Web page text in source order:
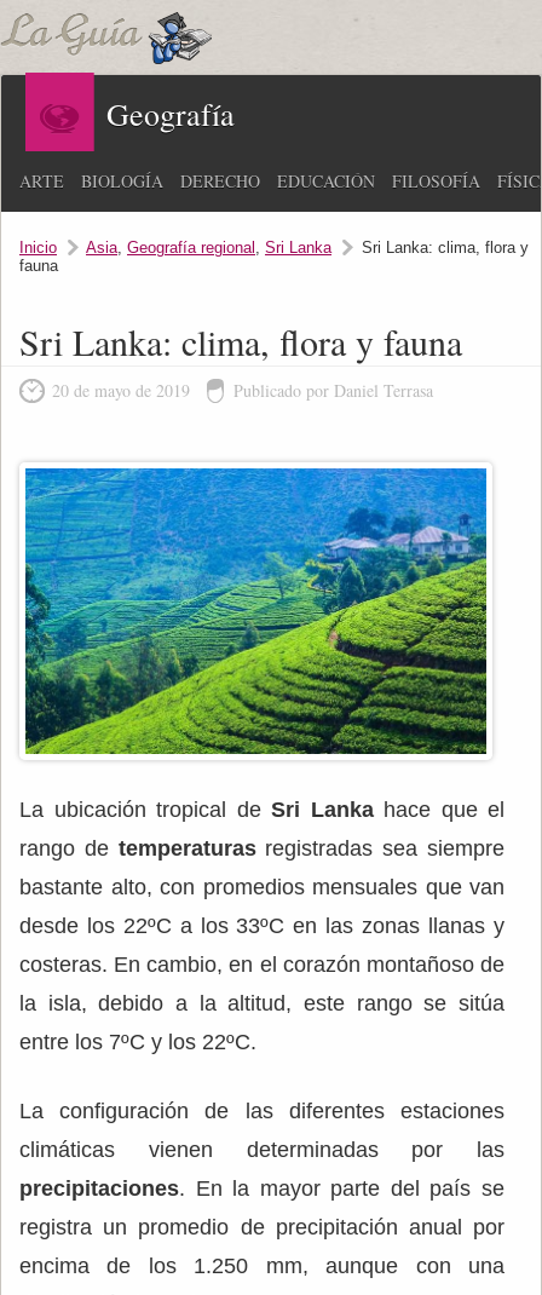
Geografía
ARTE BIOLOGÍA DERECHO EDUCACIÓN FILOSOFÍA
Inicio Asia, Geografía regional , Sri Lanka
Sri Lanka: clima, flora y
fauna
Sri Lanka: clima, flora y fauna
20 de mayo de 2019 Publicado por Daniel Terrasa
La ubicación tropical deSri Lankahace que el
rango de temperaturasregistradas sea siempre
bastante alto, con promedios mensuales que van
desde los 22ºC a los 33ºC en las zonas llanas y
costeras. En cambio, en el corazón montañoso de
la isla, debido a la altitud, este rango se sitúa
entre los 7ºC y los 22ºC.
La configuración de las diferentes estaciones
climáticas vienen determinadas por las
precipitaciones. En la mayor parte del país se
registra un promedio de precipitación anual por
encima de los 1.250 mm, aunque con una